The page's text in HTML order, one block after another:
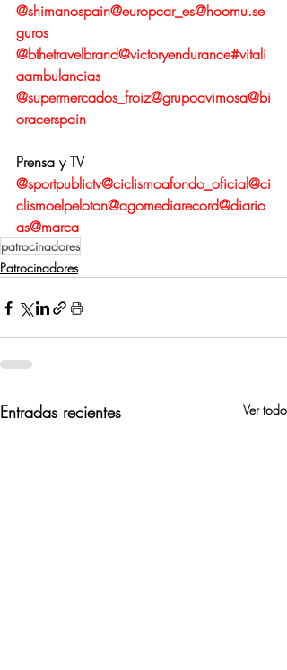
@shimanospain@europcar_es@hoomu.se
guros
@bthetravelbrand@victoryendurance#vitali
aambulancias
@supermercados_froiz@grupoavimosa@bi
oracerspain
Prensa y TV
@sportpublictv@ciclismoafondo_oficial@ci
clismoelpeloton@agomediarecord@diario
as@marca
patrocinadores
Patrocinadores
Entradas recientes Ver todo